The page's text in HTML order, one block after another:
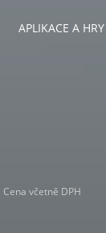
APLIKACE A HRY
Cena včetně DPH